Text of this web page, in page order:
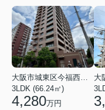
大阪市城東区今福西６丁目
3LDK (66.24㎡)
4,280万円